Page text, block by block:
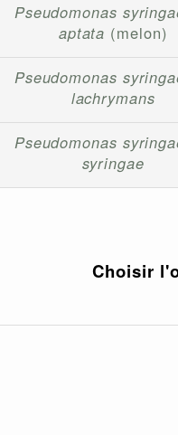
Pseudomonas
aptata (melon)
Pseudomonas
lachrymans
Pseudomonas
syringae
Choisir